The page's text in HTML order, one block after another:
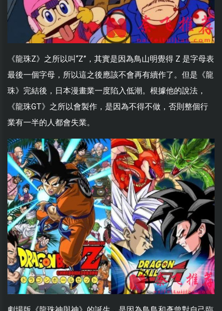
《龍珠Z》之所以叫“Z”，其實是因為鳥山明覺得 Z 是字母表
最後一個字母，所以這之後應該不會再有續作了。但是《龍
珠》完結後，日本漫畫業一度陷入低潮。根據他的說法，
《龍珠GT》之所以會製作，是因為不得不做，否則整個行
業有一半的人都會失業。